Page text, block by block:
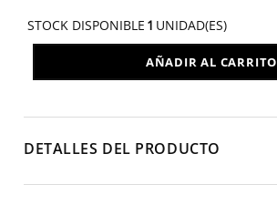
STOCK DISPONIBLE 1 UNIDAD(ES)
AÑADIR AL CARRITO
DETALLES DEL PRODUCTO